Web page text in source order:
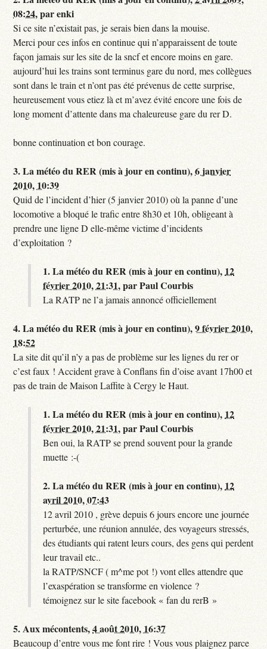
08:24,parenki
Si ce site n’existait pas, je serais bien dans la mouise.
Merci pour ces infos en continue qui n’apparaissent de toute
façon jamais sur les site de la sncf et encore moins en gare.
aujourd’hui les trains sont terminus gare du nord, mes collègues
sont dans le train et n’ont pas été prévenus de cette surprise,
heureusement vous etiez là et m’avez évité encore une fois de
long moment d’attente dans ma chaleureuse gare du rer D.
bonne continuation et bon courage.
3.La météo du RER (mis à jour en continu),6 janvier
2010, 10:39
Quid de l’incident d’hier (5 janvier 2010) où la panne d’une
locomotive a bloqué le trafic entre 8h30 et 10h, obligeant à
prendre une ligne D elle-même victime d’incidents
d’exploitation ?
1.La météo du RER (mis à jour en continu), 12
février 2010, 21:31,parPaul Courbis
La RATP ne l’a jamais annoncé officiellement
4.La météo du RER (mis à jour en continu),9 février 2010,
18:52
La site dit qu’il n’y a pas de problème sur les lignes du rer or
c’est faux ! Accident grave à Conflans fin d’oise avant 17h00 et
pas de train de Maison Laffite à Cergy le Haut.
1.La météo du RER (mis à jour en continu), 12
février 2010, 21:31,parPaul Courbis
Ben oui, la RATP se prend souvent pour la grande
muette :-(
2.La météo du RER (mis à jour en continu), 12
avril 2010, 07:43
12 avril 2010 , grève depuis 6 jours encore une journée
perturbée, une réunion annulée, des voyageurs stressés,
des étudiants qui ratent leurs cours, des gens qui perdent
leur travail etc..
la RATP/SNCF ( m^me pot !) vont elles attendre que
l’exaspération se transforme en violence ?
témoignez sur le site facebook « fan du rerB »
5.Aux mécontents,4 août 2010, 16:37
Beaucoup d’entre vous me font rire ! Vous vous plaignez parce